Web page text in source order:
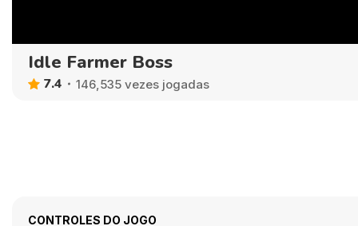
Idle Farmer Boss
7.4 146,535 vezes jogadas
CONTROLES DO JOGO